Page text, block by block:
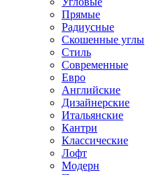
Прямые
Радиусные
Скошенные углы
Стиль
Современные
Евро
Английские
Дизайнерские
Итальянские
Кантри
Классические
Лофт
Модерн